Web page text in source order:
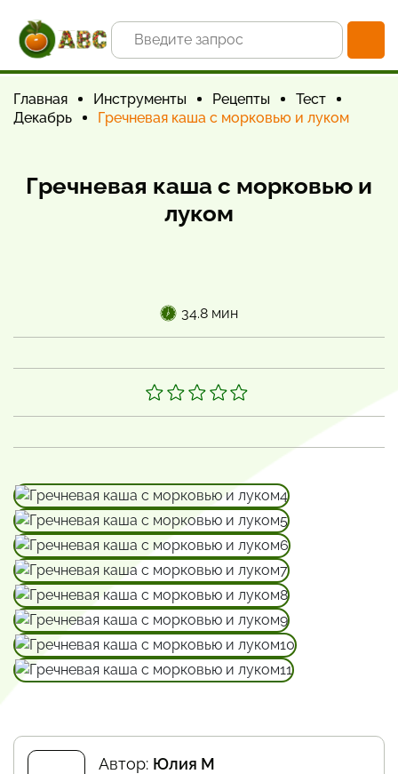
Главная Инструменты Рецепты
Тест
Декабрь
Гречневая каша с морковью и луком
Гречневая каша с морковью и
луком
34.8 мин
Автор: Юлия М